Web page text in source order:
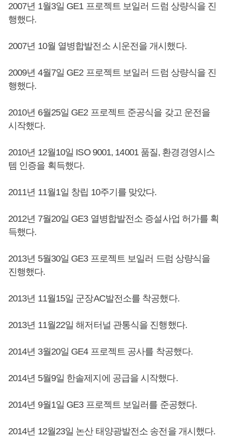
2007년 1월3일 GE1 프로젝트 보일러 드럼 상량식을 진
행했다.
2007년 10월 열병합발전소 시운전을 개시했다.
2009년 4월7일 GE2 프로젝트 보일러 드럼 상량식을 진
행했다.
2010년 6월25일 GE2 프로젝트 준공식을 갖고 운전을
시작했다.
2010년 12월10일 ISO 9001, 14001 품질, 환경경영시스
템 인증을 획득했다.
2011년 11월1일 창립 10주기를 맞았다.
2012년 7월20일 GE3 열병합발전소 증설사업 허가를 획
득했다.
2013년 5월30일 GE3 프로젝트 보일러 드럼 상량식을
진행했다.
2013년 11월15일 군장AC발전소를 착공했다.
2013년 11월22일 해저터널 관통식을 진행했다.
2014년 3월20일 GE4 프로젝트 공사를 착공했다.
2014년 5월9일 한솔제지에 공급을 시작했다.
2014년 9월1일 GE3 프로젝트 보일러를 준공했다.
2014년 12월23일 논산 태양광발전소 송전을 개시했다.